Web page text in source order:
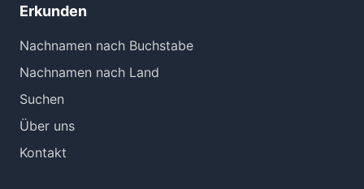
Erkunden
Nachnamen nach Buchstabe
Nachnamen nach Land
Suchen
Über uns
Kontakt